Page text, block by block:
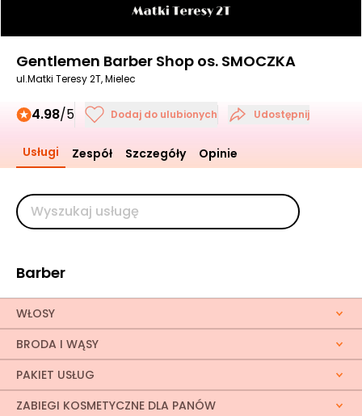
Gentlemen Barber Shop os. SMOCZKA
ul.Matki Teresy 2T, Mielec
4.98/5 Dodaj do ulubionych Udostępnij
Usługi Zespół Szczegóły Opinie
Barber
WŁOSY
BRODA I WĄSY
PAKIET USŁUG
ZABIEGI KOSMETYCZNE DLA PANÓW